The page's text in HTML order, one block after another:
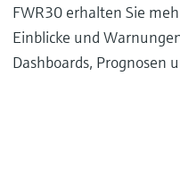
FWR30 erhalten Sie
Einblicke und
Dashboards, Prognosen